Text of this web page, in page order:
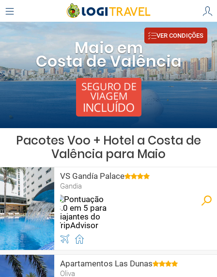
Maio em
Costa de Valência
VER CONDIÇÕES
Pacotes Voo + Hotel a Costa de
Valência para Maio
VS Gandía Palace
Gandia
Apartamentos Las Dunas
Oliva